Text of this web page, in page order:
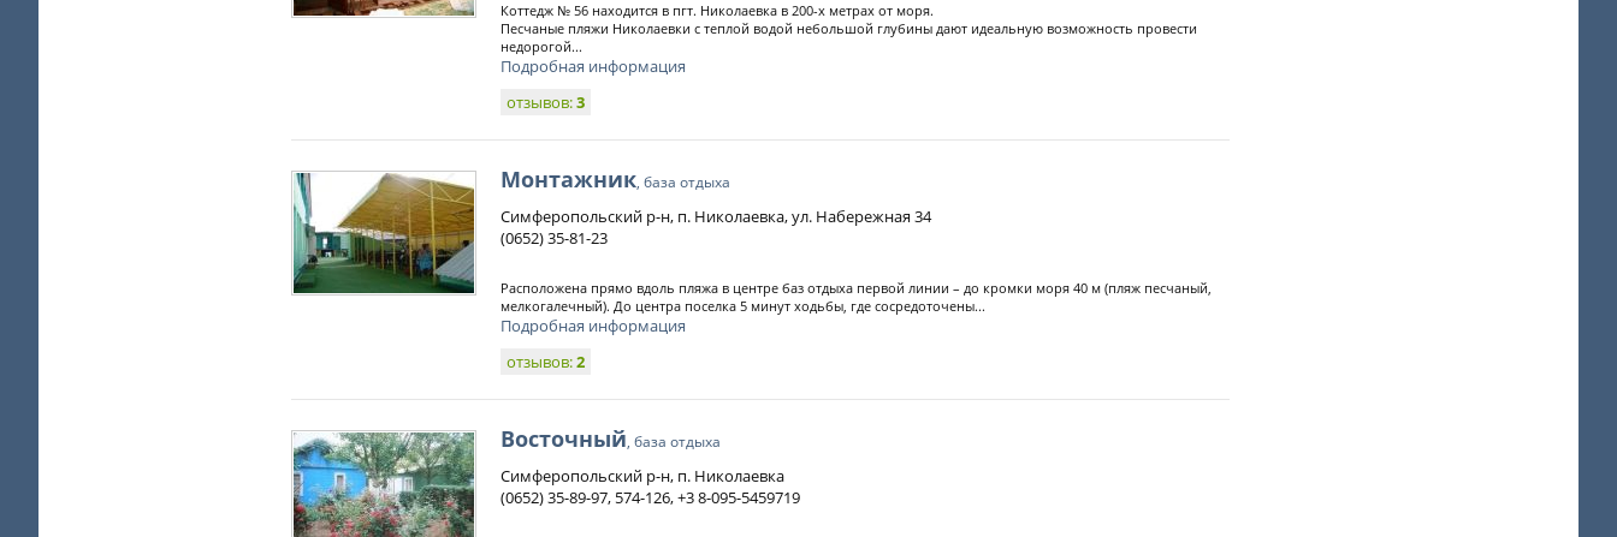
Коттедж № 56 находится в пгт. Николаевка в 200-х метрах от моря.
Песчаные пляжи Николаевки с теплой водой небольшой глубины дают идеальную возможность провести
недорогой...
Подробная информация
отзывов:3
Монтажник, база отдыха
Симферопольский р-н, п. Николаевка, ул. Набережная 34
(0652) 35-81-23
Расположена прямо вдоль пляжа в центре баз отдыха первой линии – до кромки моря 40 м (пляж песчаный,
мелкогалечный). До центра поселка 5 минут ходьбы, где сосредоточены...
Подробная информация
отзывов:2
Восточный, база отдыха
Симферопольский р-н, п. Николаевка
(0652) 35-89-97, 574-126, +3 8-095-5459719